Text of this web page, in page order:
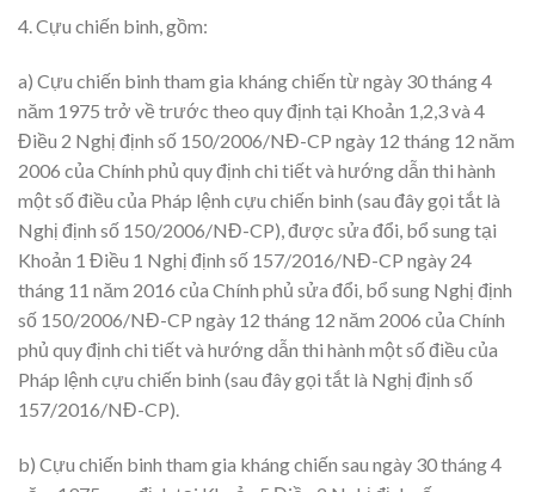
4. Cựu chiến binh, gồm:
a) Cựu chiến binh tham gia kháng chiến từ ngày 30 tháng 4
năm 1975 trở về trước theo quy định tại Khoản 1,2,3 và 4
Điều 2 Nghị định số 150/2006/NĐ-CP ngày 12 tháng 12 năm
2006 của Chính phủ quy định chi tiết và hướng dẫn thi hành
một số điều của Pháp lệnh cựu chiến binh (sau đây gọi tắt là
Nghị định số 150/2006/NĐ-CP), được sửa đổi, bổ sung tại
Khoản 1 Điều 1 Nghị định số 157/2016/NĐ-CP ngày 24
tháng 11 năm 2016 của Chính phủ sửa đổi, bổ sung Nghị định
số 150/2006/NĐ-CP ngày 12 tháng 12 năm 2006 của Chính
phủ quy định chi tiết và hướng dẫn thi hành một số điều của
Pháp lệnh cựu chiến binh (sau đây gọi tắt là Nghị định số
157/2016/NĐ-CP).
b) Cựu chiến binh tham gia kháng chiến sau ngày 30 tháng 4